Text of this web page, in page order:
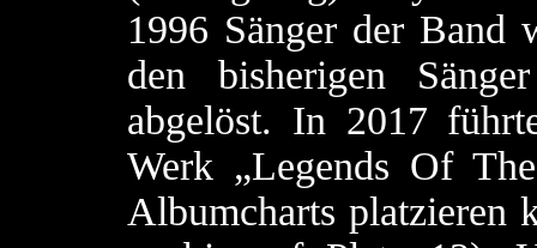
1996 Sänger der
den bisherigen
abgelöst. In 2017
Werk „Legends Of
Albumcharts platzieren